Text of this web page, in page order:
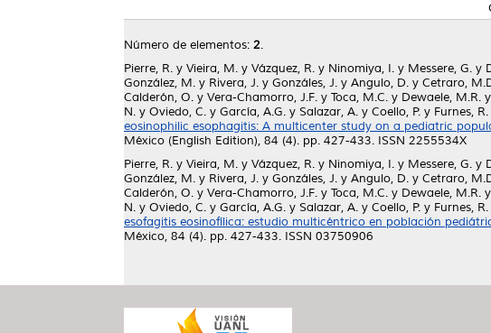
Número de elementos: 2.
Pierre, R. y Vieira, M. y Vázquez, R. y Ninomiya, I. y Messere, G. y
González, M. y Rivera, J. y Gonzáles, J. y Angulo, D. y Cetraro,
Calderón, O. y Vera-Chamorro, J.F. y Toca, M.C. y Dewaele, M.R. y
N. y Oviedo, C. y García, A.G. y Salazar, A. y Coello, P. y Furnes, R.
eosinophilic esophagitis: A multicenter study on a pediatric
México (English Edition), 84 (4). pp. 427-433. ISSN 2255534X
Pierre, R. y Vieira, M. y Vázquez, R. y Ninomiya, I. y Messere, G. y
González, M. y Rivera, J. y Gonzáles, J. y Angulo, D. y Cetraro,
Calderón, O. y Vera-Chamorro, J.F. y Toca, M.C. y Dewaele, M.R. y
N. y Oviedo, C. y García, A.G. y Salazar, A. y Coello, P. y Furnes, R.
esofagitis eosinofílica: estudio multicéntrico en población
México, 84 (4). pp. 427-433. ISSN 03750906